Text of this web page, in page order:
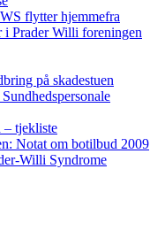
flytter hjemmefra
Prader Willi foreningen
på skadestuen
tjekliste
Notat om botilbud 2009
Willi Syndrome